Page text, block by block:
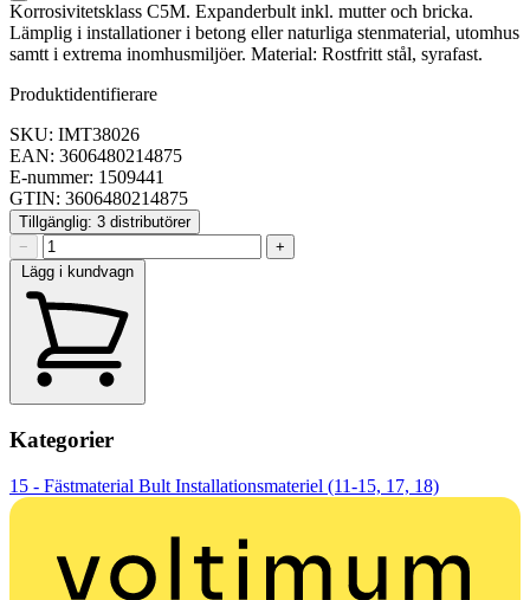
Korrosivitetsklass C5M. Expanderbult inkl. mutter och bricka.
Lämplig i installationer i betong eller naturliga stenmaterial, utomhus
samtt i extrema inomhusmiljöer. Material: Rostfritt stål, syrafast.
Produktidentifierare
SKU: IMT38026
EAN: 3606480214875
E-nummer: 1509441
GTIN: 3606480214875
Tillgänglig: 3 distributörer
−
+
Lägg i kundvagn
Kategorier
15 - Fästmaterial Bult Installationsmateriel (11-15, 17, 18)